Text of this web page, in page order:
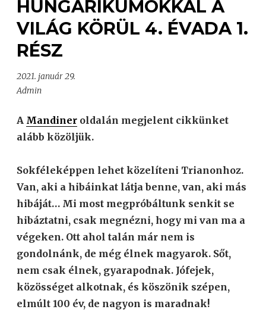
HUNGARIKUMOKKAL A
VILÁG KÖRÜL 4. ÉVADA 1.
RÉSZ
2021. január 29.
Admin
A Mandiner oldalán megjelent cikkünket
alább közöljük.
Sokféleképpen lehet közelíteni Trianonhoz.
Van, aki a hibáinkat látja benne, van, aki más
hibáját… Mi most megpróbáltunk senkit se
hibáztatni, csak megnézni, hogy mi van ma a
végeken. Ott ahol talán már nem is
gondolnánk, de még élnek magyarok. Sőt,
nem csak élnek, gyarapodnak. Jófejek,
közösséget alkotnak, és köszönik szépen,
elmúlt 100 év, de nagyon is maradnak!